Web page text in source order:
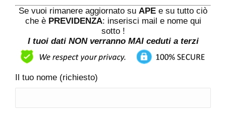
Se vuoi rimanere aggiornato su APE e su tutto ciò
che è PREVIDENZA: inserisci mail e nome qui
sotto !
I tuoi dati NON verranno MAI ceduti a terzi
Il tuo nome (richiesto)